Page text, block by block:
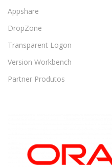
Appshare
DropZone
Transparent Logon
Version Workbench
Partner Produtos